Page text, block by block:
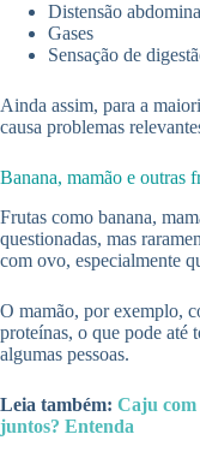
Distensão
Gases
Sensação de
Ainda assim, para a
causa problemas
Banana, mamão e outras
Frutas como banana,
questionadas, mas
com ovo, especialmente
O mamão, por exemplo,
proteínas, o que pode até
algumas pessoas.
Leia também: Caju com
juntos? Entenda